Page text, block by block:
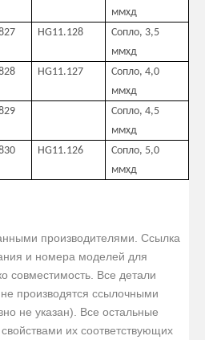
ммхд
HG11.128
Сопло, 3,5
ммхд
HG11.127
Сопло, 4,0
ммхд
Сопло, 4,5
ммхд
HG11.126
Сопло, 5,0
ммхд
производителями. Ссылка
и номера моделей для
совместимость. Все детали
производятся ссылочными
не указан). Все остальные
их соответствующих